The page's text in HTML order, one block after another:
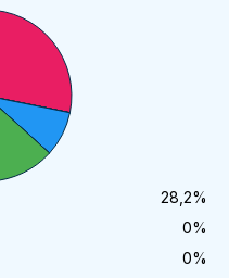
28,2%
0%
0%